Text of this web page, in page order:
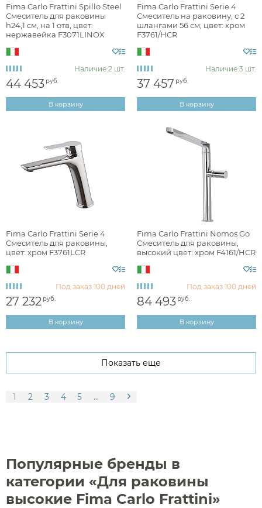
Fima Carlo Frattini Spillo Steel
Смеситель для раковины
h24,1 см, на 1 отв, цвет:
нержавейка F3071LINOX
Наличие:2 шт.
44 453 руб.
В корзину
Fima Carlo Frattini Serie 4
Смеситель на раковину, с 2
шлангами 56 см, цвет: хром
F3761/HCR
Наличие:3 шт.
37 457 руб.
В корзину
Fima Carlo Frattini Serie 4
Смеситель для раковины,
цвет: хром F3761LCR
Под заказ 100 дней
27 232 руб.
В корзину
Fima Carlo Frattini Nomos Go
Смеситель для раковины,
высокий цвет: хром F4161/HCR
Под заказ 100 дней
84 493 руб.
В корзину
Показать еще
1 2 3 4 5 ... 9
Популярные бренды в
категории «Для раковины
высокие Fima Carlo Frattini»